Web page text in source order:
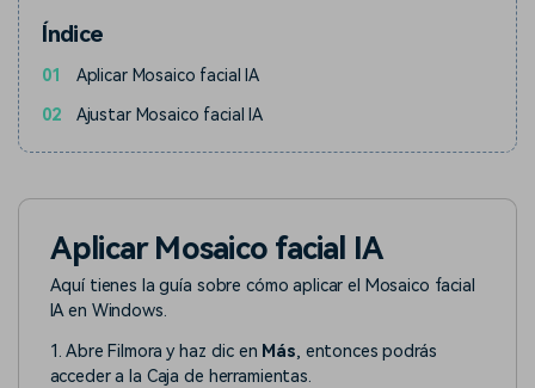
Índice
01 Aplicar Mosaico facial IA
02 Ajustar Mosaico facial IA
Aplicar Mosaico facial IA
Aquí tienes la guía sobre cómo aplicar el Mosaico facial
IA en Windows.
1. Abre Filmora y haz clic en Más, entonces podrás
acceder a la Caja de herramientas.